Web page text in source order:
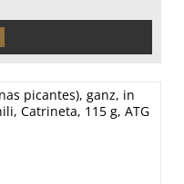
picantes), ganz, in
Catrineta, 115 g, ATG